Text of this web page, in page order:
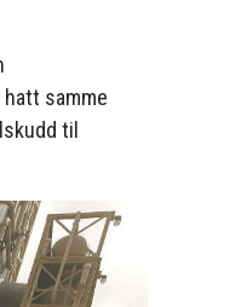
samme
til